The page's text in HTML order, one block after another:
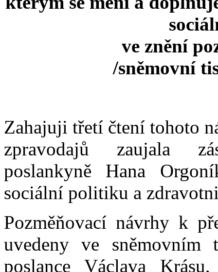
ve znění
/sněmovní
Zahajuji třetí čtení tohoto
zpravodajů zaujala
poslankyně Hana
sociální politiku a
Pozměňovací návrhy k
uvedeny ve
poslance Václava